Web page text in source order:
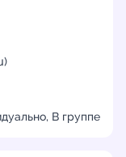
В группе